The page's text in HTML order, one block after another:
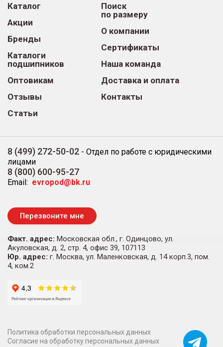
Каталог
Акции
Бренды
Каталоги
подшипников
Оптовикам
Отзывы
Статьи
Поиск
по размеру
О компании
Сертификаты
Наша команда
Доставка и оплата
Контакты
8 (499) 272-50-02 - Отдел по работе с юридическими
лицами
8 (800) 600-95-27
Email: evropod@bk.ru
Перезвоните мне
Факт. адрес: Московская обл., г. Одинцово, ул.
Акуловская, д. 2, стр. 4, офис 39, 107113
Юр. адрес: г. Москва, ул. Маленковская, д. 14 корп.3, пом.
4, ком.2
Политика обработки персональных данных
Согласие на обработку персональных данных